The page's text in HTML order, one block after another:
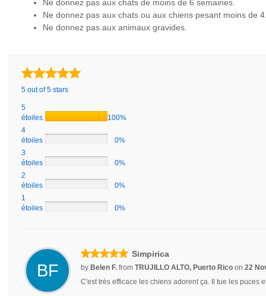
Ne donnez pas aux chats de moins de 6 semaines.
Ne donnez pas aux chats ou aux chiens pesant moins de
Ne donnez pas aux animaux gravides.
5 out of 5 stars
5
étoiles
100%
4
étoiles
0%
3
étoiles
0%
2
étoiles
0%
1
étoiles
0%
BF
Simpirica
by Belen F. from TRUJILLO ALTO, Puerto Rico on 22
C'est très efficace les chiens adorent ça. Il tue les puces